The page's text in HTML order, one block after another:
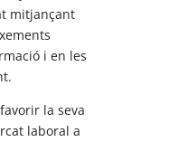
mitjançant
i en les
la seva
laboral a